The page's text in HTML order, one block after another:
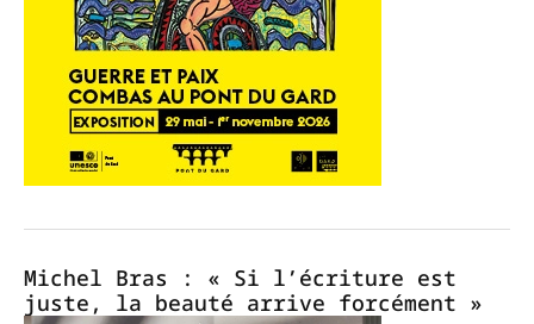
Michel Bras : « Si l’écriture est
juste, la beauté arrive forcément »